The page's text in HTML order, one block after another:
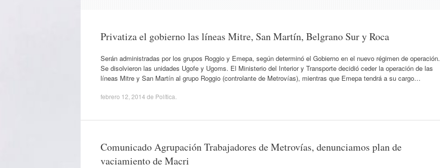
Privatiza el gobierno las líneas Mitre, San Martín, Belgrano Sur y Roca
Serán administradas por los grupos Roggio y Emepa, según determinó el Gobierno en el nuevo régimen de operación.
Se disolvieron las unidades Ugofe y Ugoms. El Ministerio del Interior y Transporte decidió ceder la operación de las
líneas Mitre y San Martín al grupo Roggio (controlante de Metrovías), mientras que Emepa tendrá a su cargo…
febrero 12, 2014 de Política
Comunicado Agrupación Trabajadores de Metrovías, denunciamos plan de
vaciamiento de Macri